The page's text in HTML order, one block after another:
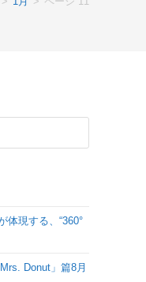
検
体現する、“360°
Donut」篇8月